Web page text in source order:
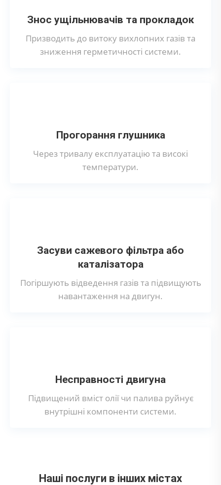
Знос ущільнювачів та прокладок
Призводить до витоку вихлопних газів та
зниження герметичності системи.
Прогорання глушника
Через тривалу експлуатацію та високі
температури.
Засуви сажевого фільтра або
каталізатора
Погіршують відведення газів та підвищують
навантаження на двигун.
Несправності двигуна
Підвищений вміст олії чи палива руйнує
внутрішні компоненти системи.
Наші послуги в інших містах